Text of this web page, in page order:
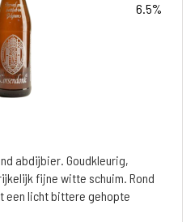
6.5%
abdijbier. Goudkleurig,
fijne witte schuim. Rond
een licht bittere gehopte